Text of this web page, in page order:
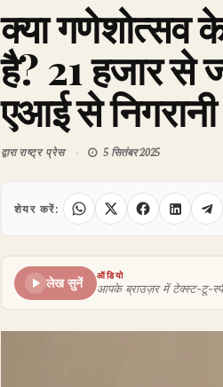
क्या गणेशोत्सव
है? 21 हजार से
एआई से निगरानी
द्वाराराष्ट्र प्रेस 5 सितंबर 2025
शेयर करें:
लेख सुनें
ऑडियो
आपके ब्राउज़र में टेक्स्ट-टू-